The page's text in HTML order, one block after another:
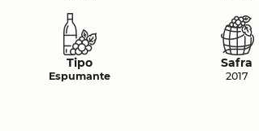
Tipo
Espumante
Safra
2017